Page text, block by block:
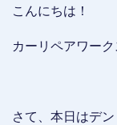
こんにちは！
カーリペアワー
さて、本日はデ